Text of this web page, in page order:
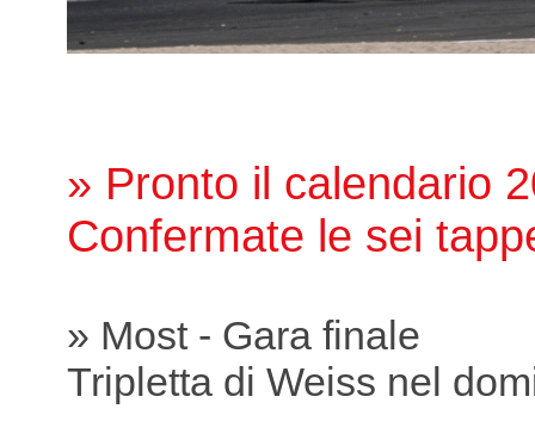
» Pronto il calendario
Confermate le sei
» Most - Gara finale
Tripletta di Weiss nel